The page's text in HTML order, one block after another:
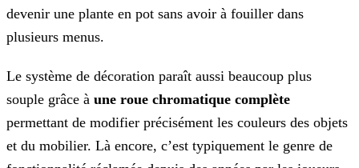
devenir une plante en pot sans avoir à fouiller dans
plusieurs menus.
Le système de décoration paraît aussi beaucoup plus
souple grâce à une roue chromatique complète
permettant de modifier précisément les couleurs des objets
et du mobilier. Là encore, c’est typiquement le genre de